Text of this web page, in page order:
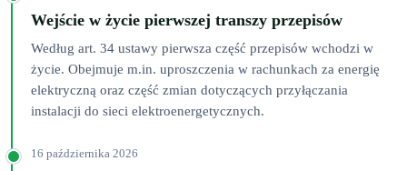
Wejście w życie pierwszej transzy przepisów
Według art. 34 ustawy pierwsza część przepisów wchodzi w
życie. Obejmuje m.in. uproszczenia w rachunkach za energię
elektryczną oraz część zmian dotyczących przyłączania
instalacji do sieci elektroenergetycznych.
16 października 2026